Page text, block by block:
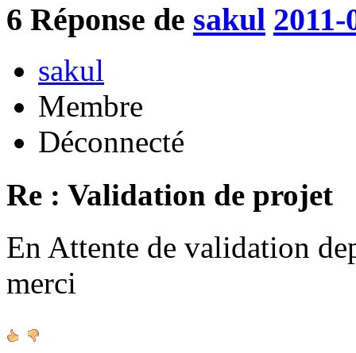
6 Réponse de sakul
sakul
Membre
Déconnecté
Re : Validation de projet
En Attente de validation
merci